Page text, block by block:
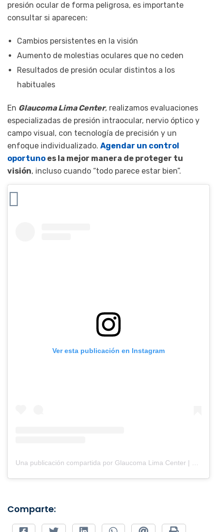
presión ocular de forma peligrosa, es importante
consultar si aparecen:
Cambios persistentes en la visión
Aumento de molestias oculares que no ceden
Resultados de presión ocular distintos a los
habituales
En Glaucoma Lima Center, realizamos evaluaciones
especializadas de presión intraocular, nervio óptico y
campo visual, con tecnología de precisión y un
enfoque individualizado. Agendar un control
oportuno es la mejor manera de proteger tu
visión, incluso cuando “todo parece estar bien”.
Ver esta publicación en Instagram
Comparte: